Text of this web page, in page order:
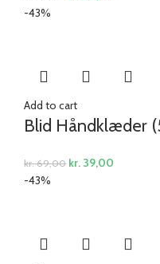
-43%
Add to cart
Blid Håndklæder
kr.69,00 kr. 39,00
-43%